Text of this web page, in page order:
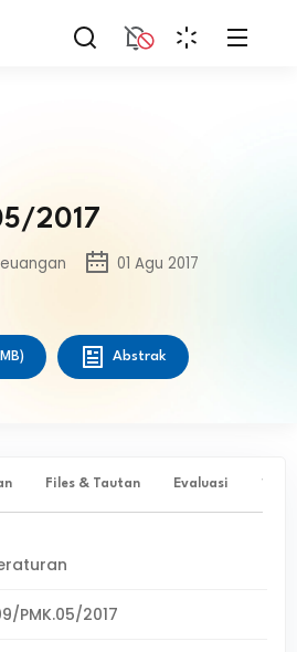
2017
01 Agu 2017
Abstrak
Files & Tautan Evaluasi ✨
PMK.05/2017